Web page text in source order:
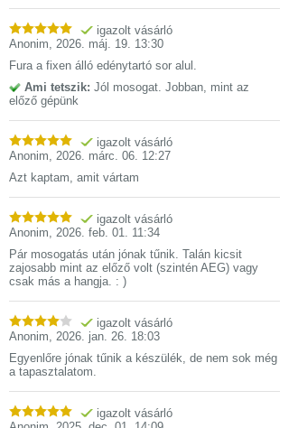
igazolt vásárló
Anonim, 2026. máj. 19. 13:30
Fura a fixen álló edénytartó sor alul.
Ami tetszik: Jól mosogat. Jobban, mint az
előző gépünk
igazolt vásárló
Anonim, 2026. márc. 06. 12:27
Azt kaptam, amit vártam
igazolt vásárló
Anonim, 2026. feb. 01. 11:34
Pár mosogatás után jónak tűnik. Talán kicsit
zajosabb mint az előző volt (szintén AEG) vagy
csak más a hangja. : )
igazolt vásárló
Anonim, 2026. jan. 26. 18:03
Egyenlőre jónak tűnik a készülék, de nem sok még
a tapasztalatom.
igazolt vásárló